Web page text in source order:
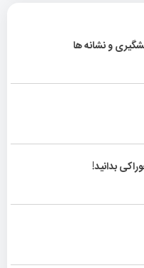
و نشانه ها
بدانید!